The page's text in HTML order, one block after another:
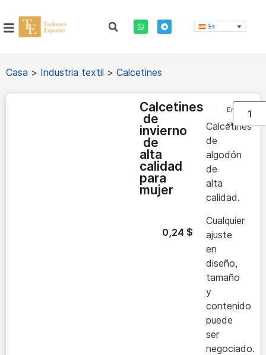
Es
Casa > Industria textil > Calcetines
Calcetines
de
invierno
de
alta
calidad
para
mujer
0,24 $
Calcetines
de
algodón
de
alta
calidad.
Cualquier
ajuste
en
diseño,
tamaño
y
contenido
puede
ser
negociado.
En
stock